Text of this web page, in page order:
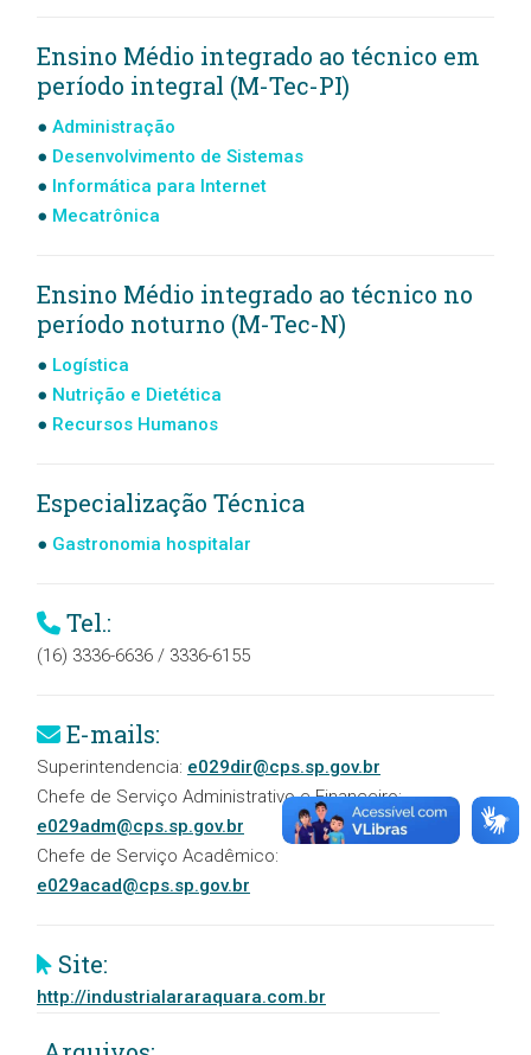
Ensino Médio integrado ao técnico em
período integral (M-Tec-PI)
Administração
Desenvolvimento de Sistemas
Informática para Internet
Mecatrônica
Ensino Médio integrado ao técnico no
período noturno (M-Tec-N)
Logística
Nutrição e Dietética
Recursos Humanos
Especialização Técnica
Gastronomia hospitalar
Tel.:
(16) 3336-6636 / 3336-6155
E-mails:
Superintendencia: e029dir@cps.sp.gov.br
Chefe de Serviço Administrativo e Financeiro:
e029adm@cps.sp.gov.br
Chefe de Serviço Acadêmico:
e029acad@cps.sp.gov.br
Site:
http://industrialararaquara.com.br